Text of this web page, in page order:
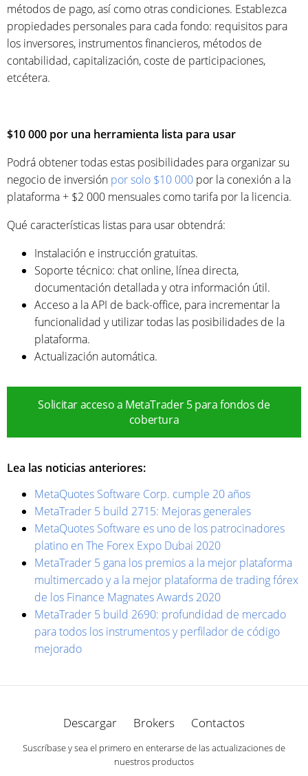
métodos de pago, así como otras condiciones. Establezca
propiedades personales para cada fondo: requisitos para
los inversores, instrumentos financieros, métodos de
contabilidad, capitalización, coste de participaciones,
etcétera.
$10 000 por una herramienta lista para usar
Podrá obtener todas estas posibilidades para organizar su
negocio de inversión por solo $10 000 por la conexión a la
plataforma + $2 000 mensuales como tarifa por la licencia.
Qué características listas para usar obtendrá:
Instalación e instrucción gratuitas.
Soporte técnico: chat online, línea directa,
documentación detallada y otra información útil.
Acceso a la API de back-office, para incrementar la
funcionalidad y utilizar todas las posibilidades de la
plataforma.
Actualización automática.
Solicitar acceso a MetaTrader 5 para fondos de
cobertura
Lea las noticias anteriores:
MetaQuotes Software Corp. cumple 20 años
MetaTrader 5 build 2715: Mejoras generales
MetaQuotes Software es uno de los patrocinadores
platino en The Forex Expo Dubai 2020
MetaTrader 5 gana los premios a la mejor plataforma
multimercado y a la mejor plataforma de trading fórex
de los Finance Magnates Awards 2020
MetaTrader 5 build 2690: profundidad de mercado
para todos los instrumentos y perfilador de código
mejorado
Descargar Brokers Contactos
Suscríbase y sea el primero en enterarse de las actualizaciones de
nuestros productos